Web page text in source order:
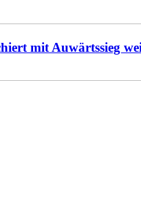
mit Auwärtssieg